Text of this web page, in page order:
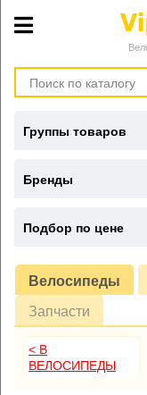
Велосипеды
Запчасти
< В
ВЕЛОСИПЕДЫ
Группы товаров
Бренды
Подбор по цене